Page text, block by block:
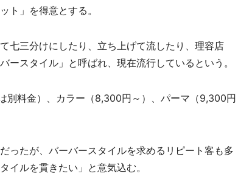
ト」を得意とする。
七三分けにしたり、立ち上げて流したり、理容店
ースタイル」と呼ばれ、現在流行しているという。
料金）、カラー（8,300円～）、パーマ（9,300円
ったが、バーバースタイルを求めるリピート客も多
イルを貫きたい」と意気込む。